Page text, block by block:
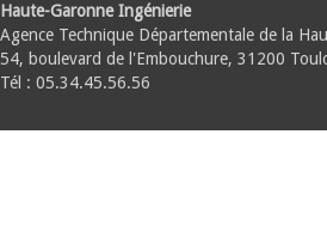
Haute-Garonne Ingénierie
Agence Technique Départementale de la
54, boulevard de l'Embouchure, 31200
Tél : 05.34.45.56.56